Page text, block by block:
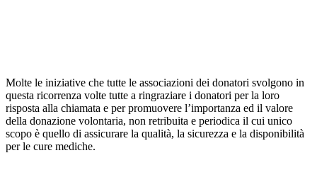
Molte le iniziative che tutte le associazioni dei donatori svolgono in
questa ricorrenza volte tutte a ringraziare i donatori per la loro
risposta alla chiamata e per promuovere l’importanza ed il valore
della donazione volontaria, non retribuita e periodica il cui unico
scopo è quello di assicurare la qualità, la sicurezza e la disponibilità
per le cure mediche.